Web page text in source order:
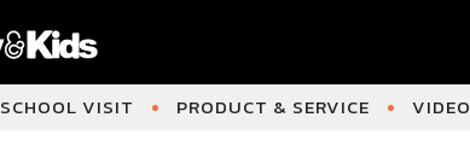
SCHOOL VISIT PRODUCT & SERVICE VIDEO